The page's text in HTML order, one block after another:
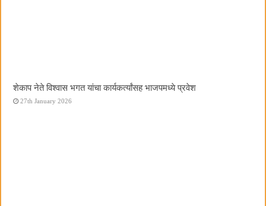
शेकाप नेते विश्वास भगत यांचा कार्यकर्त्यांसह भाजपमध्ये प्रवेश
27th January 2026